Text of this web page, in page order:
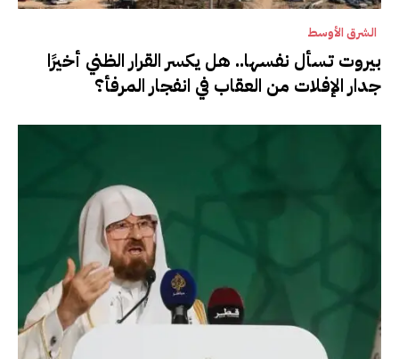
الشرق الأوسط
بيروت تسأل نفسها.. هل يكسر القرار الظني أخيرًا
جدار الإفلات من العقاب في انفجار المرفأ؟